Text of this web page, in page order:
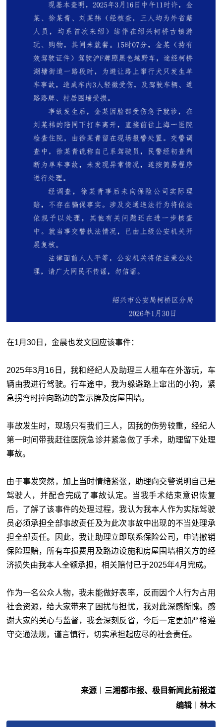
在1月30日，金晨也发文回应该事件：
2025年3月16日，我和经纪人及助理三人租车在外游玩，车
辆由我进行驾驶。行车途中，我为躲避路上窜出的小狗，紧
急拐弯时撞向路边的警示牌及房屋围墙。
事故发生时，现场只有我们三人，因我的伤势较重，经纪人
第一时间带我赶往医院急诊并紧急做了手术，助理留下处理
事故。
由于事发突然，加上当时情绪紧张，助理向交警说明自己是
驾驶人，并配合完成了事故认定。当我手术结束意识恢复
后，了解了该事件的处理过程，我认为我本人作为实际驾驶
员必须承担全部事故责任及为此次事故中出现的不当处理承
担全部责任。因此，我让助理立即联系保险公司，申请撤销
保险理赔，所有车损费用及路边设施和房屋围墙相关方的经
济损失由我本人全额承担，相关赔付已于2025年4月完成。
作为一名公众人物，我未能做好表率，反而因个人行为占用
社会资源，给大家带来了困扰与担忧，我对此深感惭愧。感
谢大家的关心与监督，我会深刻反省，今后一定更加严格遵
守交通法规，谨言慎行，切实承担起应尽的社会责任。
来源︱三湘都市报、极目新闻此前报道
编辑︱林木